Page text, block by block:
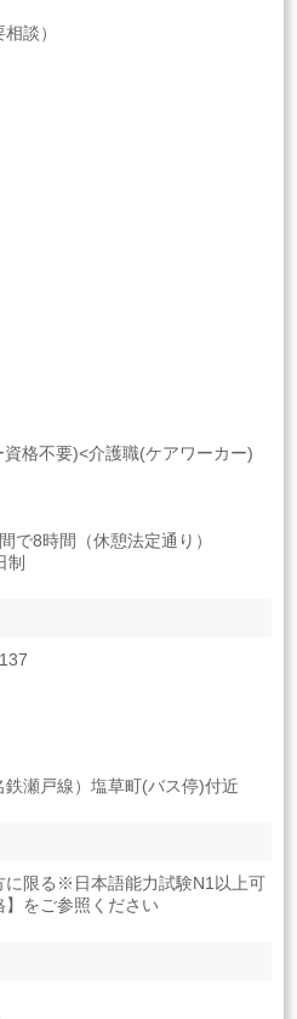
談）
格不要)<介護職(ケアワーカー)
で8時間（休憩法定通り）
制
鉄瀬戸線）塩草町(バス停)付近
に限る※日本語能力試験N1以上可
をご参照ください